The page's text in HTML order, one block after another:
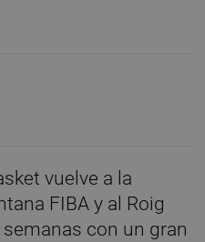
vuelve a la
FIBA y al Roig
con un gran